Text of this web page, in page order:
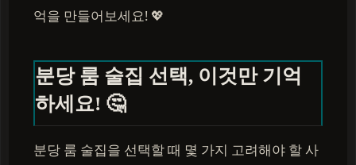
억을 만들어보세요! 💖
분당 룸 술집 선택, 이것만 기억
하세요! 🤔
분당 룸 술집을 선택할 때 몇 가지 고려해야 할 사